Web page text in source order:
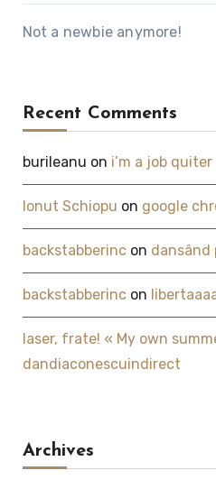
Not a newbie anymore!
Recent Comments
burileanu on i’m a job quiter
Ionut Schiopu on google
backstabberincon dansând
backstabberincon
laser, frate! « My own
dandiaconescuindirect
Archives